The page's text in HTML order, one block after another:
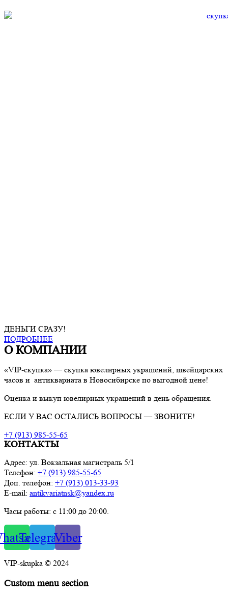
ДЕНЬГИ СРАЗУ!
ПОДРОБНЕЕ
О КОМПАНИИ
«VIP-скупка» — скупка ювелирных украшений, швейцарских
часов и антиквариата в Новосибирске по выгодной цене!
Оценка и выкуп ювелирных украшений в день обращения.
ЕСЛИ У ВАС ОСТАЛИСЬ ВОПРОСЫ — ЗВОНИТЕ!
+7 (913) 985-55-65
КОНТАКТЫ
Адрес: ул. Вокзальная магистраль 5/1
Телефон: +7 (913) 985-55-65
Доп. телефон: +7 (913) 013-33-93
E-mail: antikvariatnsk@yandex.ru
Часы работы: с 11:00 до 20:00.
TelegramViber
VIP-skupka © 2024
Custom menu section